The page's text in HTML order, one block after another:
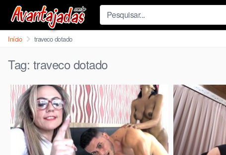
content
Início traveco dotado
Tag: traveco dotado